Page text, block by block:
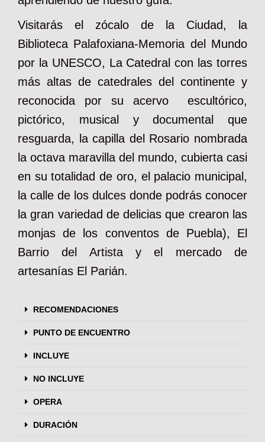
Visitarás el zócalo de la Ciudad, la
Biblioteca Palafoxiana-Memoria del Mundo
por la UNESCO, La Catedral con las torres
más altas de catedrales del continente y
reconocida por su acervo escultórico,
pictórico, musical y documental que
resguarda, la capilla del Rosario nombrada
la octava maravilla del mundo, cubierta casi
en su totalidad de oro, el palacio municipal,
la calle de los dulces donde podrás conocer
la gran variedad de delicias que crearon las
monjas de los conventos de Puebla), El
Barrio del Artista y el mercado de
artesanías El Parián.
RECOMENDACIONES
PUNTO DE ENCUENTRO
INCLUYE
NO INCLUYE
OPERA
DURACIÓN